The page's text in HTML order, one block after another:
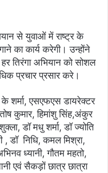
से युवाओं में राष्ट्र के
का कार्य करेगी। उन्होंने
तिरंगा अभियान को सोशल
प्रचार प्रसार करे।
शर्मा, एसएफएस डायरेक्टर
कुमार, हिमांशु सिंह,अंकुर
डॉ मधु शर्मा, डॉ ज्योति
, डॉ निधि, कमल मिश्रा,
ध्यानी, गौतम महतो,
एवं सैकड़ों छात्र छात्रा